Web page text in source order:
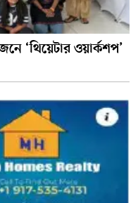
‘থিয়েটার ওয়ার্কশপ’